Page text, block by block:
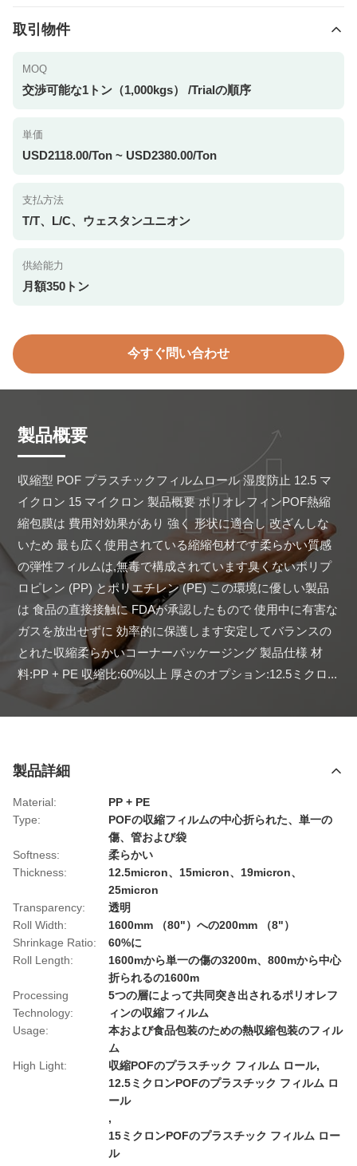
取引物件
MOQ
交渉可能な1トン（1,000kgs） /Trialの順序
単価
USD2118.00/Ton ~ USD2380.00/Ton
支払方法
T/T、L/C、ウェスタンユニオン
供給能力
月額350トン
今すぐ問い合わせ
製品概要
収縮型 POF プラスチックフィルムロール 湿度防止 12.5 マ
イクロン 15 マイクロン 製品概要 ポリオレフィンPOF熱縮
縮包膜は 費用対効果があり 強く 形状に適合し 改ざんしな
いため 最も広く使用されている縮縮包材です柔らかい質感
の弾性フィルムは,無毒で構成されています臭くないポリプ
ロピレン (PP) とポリエチレン (PE) この環境に優しい製品
は 食品の直接接触に FDAが承認したもので 使用中に有害な
ガスを放出せずに 効率的に保護します安定してバランスの
とれた収縮柔らかいコーナーパッケージング 製品仕様 材
料:PP + PE 収縮比:60%以上 厚さのオプション:12.5ミクロ...
製品詳細
Material:
PP + PE
Type:
POFの収縮フィルムの中心折られた、単一の
傷、管および袋
Softness:
柔らかい
Thickness:
12.5micron、15micron、19micron、
25micron
Transparency:
透明
Roll Width:
1600mm （80"）への200mm （8"）
Shrinkage Ratio:
60%に
Roll Length:
1600mから単一の傷の3200m、800mから中心
折られるの1600m
Processing
Technology:
5つの層によって共同突き出されるポリオレフ
ィンの収縮フィルム
Usage:
本および食品包装のための熱収縮包装のフィル
ム
High Light:
収縮POFのプラスチック フィルム ロール,
12.5ミクロンPOFのプラスチック フィルム ロ
ール
,
15ミクロンPOFのプラスチック フィルム ロー
ル